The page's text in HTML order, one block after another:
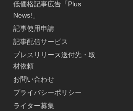
低価格記事広告「Plus
News!」
記事使用申請
記事配信サービス
プレスリリース送付先・取
材依頼
お問い合わせ
プライバシーポリシー
ライター募集